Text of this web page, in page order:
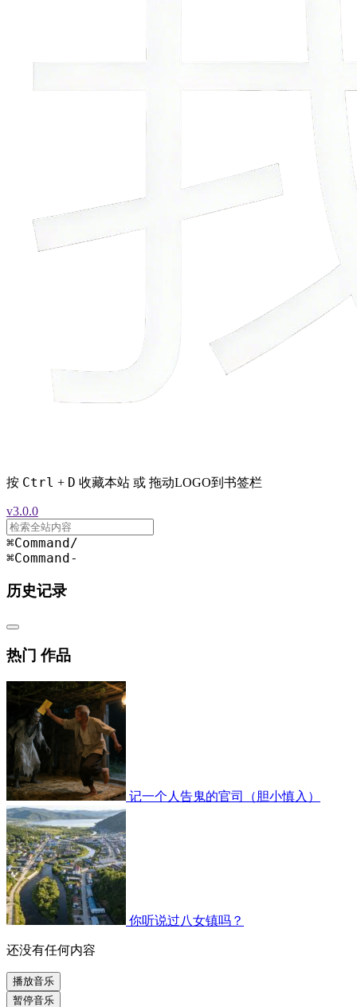
按 Ctrl + D 收藏本站 或 拖动LOGO到书签栏
v3.0.0
⌘Command/
⌘Command-
历史记录
热门 作品
记一个人告鬼的官司（胆小慎入）
你听说过八女镇吗？
还没有任何内容
播放音乐
暂停音乐